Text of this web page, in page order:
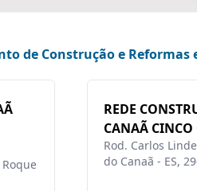
de Construção e Reformas
REDE
CANAÃ CINCO
Rod. Carlos
do Canaã - ES,